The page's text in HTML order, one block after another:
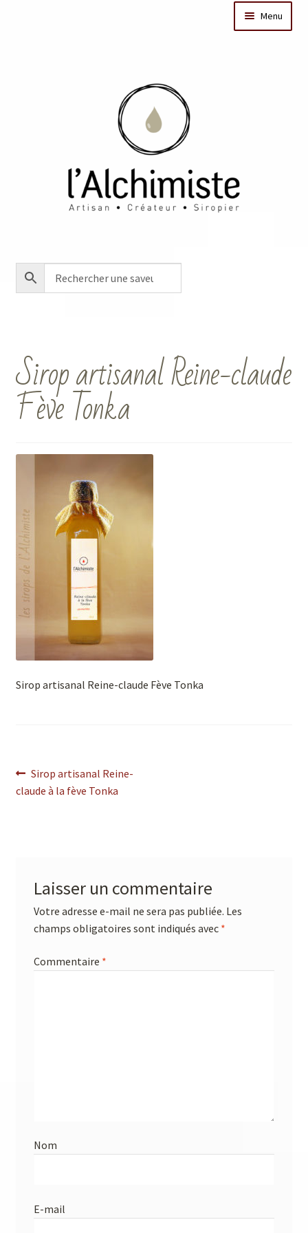
Menu
Acheter en ligne
Contact
Sirop artisanal Reine-claude
Fève Tonka
Sirop artisanal Reine-claude Fève Tonka
Sirop artisanal Reine-
claude à la fève Tonka
Laisser un commentaire
Votre adresse e-mail ne sera pas publiée. Les
champs obligatoires sont indiqués avec *
Commentaire *
Nom
E-mail